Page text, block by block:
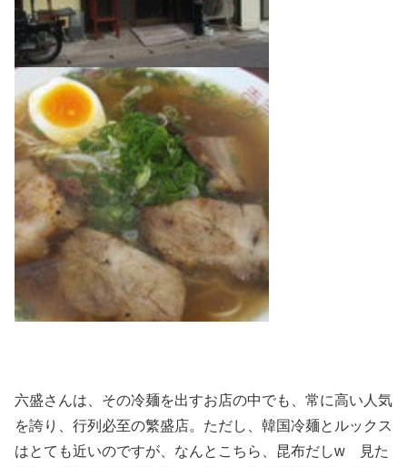
六盛さんは、その冷麺を出すお店の中でも、常に高い人気
を誇り、行列必至の繁盛店。ただし、韓国冷麺とルックス
はとても近いのですが、なんとこちら、昆布だしw 見た